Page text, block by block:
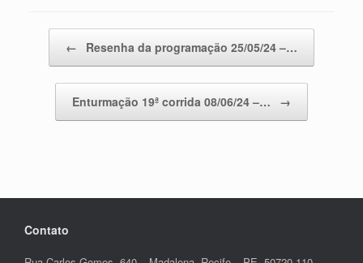
← Resenha da programação 25/05/24 –…
Enturmação 19ª corrida 08/06/24 –… →
Contato